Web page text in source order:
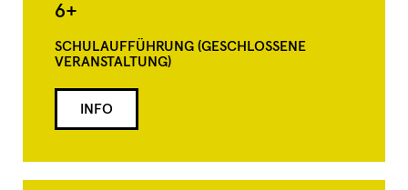
6+
INFO
SCHULAUFFÜHRUNG (GESCHLOSSENE
VERANSTALTUNG)